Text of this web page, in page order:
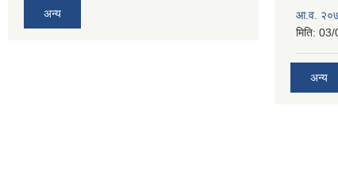
अन्य
आ.व.
मिति: 03/
अन्य